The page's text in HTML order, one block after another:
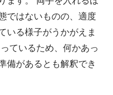
ではないものの、適度
いる様子がうかがえま
ているため、何かあっ
備があるとも解釈でき